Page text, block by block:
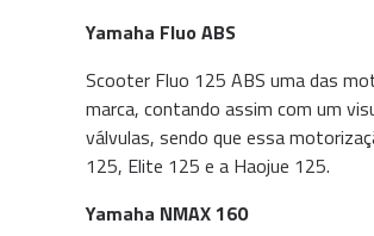
Yamaha Fluo ABS
Scooter Fluo 125 ABS uma das
marca, contando assim com um
válvulas, sendo que essa
125, Elite 125 e a Haojue 125.
Yamaha NMAX 160